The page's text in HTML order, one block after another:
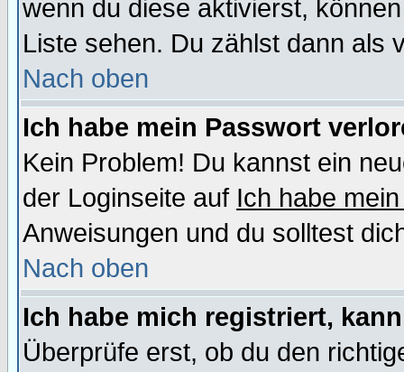
wenn du diese aktivierst,
Liste sehen. Du zählst dann als
Nach oben
Ich habe mein Passwort
Kein Problem! Du kannst ein
der Loginseite auf Ich habe
Anweisungen und du solltest
Nach oben
Ich habe mich registriert,
Überprüfe erst, ob du den